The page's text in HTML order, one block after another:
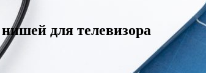
для телевизора